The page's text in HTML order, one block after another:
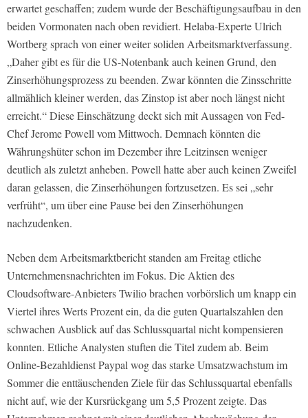
erwartet geschaffen; zudem wurde der Beschäftigungsaufbau in den
beiden Vormonaten nach oben revidiert. Helaba-Experte Ulrich
Wortberg sprach von einer weiter soliden Arbeitsmarktverfassung.
„Daher gibt es für die US-Notenbank auch keinen Grund, den
Zinserhöhungsprozess zu beenden. Zwar könnten die Zinsschritte
allmählich kleiner werden, das Zinstop ist aber noch längst nicht
erreicht.“ Diese Einschätzung deckt sich mit Aussagen von Fed-
Chef Jerome Powell vom Mittwoch. Demnach könnten die
Währungshüter schon im Dezember ihre Leitzinsen weniger
deutlich als zuletzt anheben. Powell hatte aber auch keinen Zweifel
daran gelassen, die Zinserhöhungen fortzusetzen. Es sei „sehr
verfrüht“, um über eine Pause bei den Zinserhöhungen
nachzudenken.
Neben dem Arbeitsmarktbericht standen am Freitag etliche
Unternehmensnachrichten im Fokus. Die Aktien des
Cloudsoftware-Anbieters Twilio brachen vorbörslich um knapp ein
Viertel ihres Werts Prozent ein, da die guten Quartalszahlen den
schwachen Ausblick auf das Schlussquartal nicht kompensieren
konnten. Etliche Analysten stuften die Titel zudem ab. Beim
Online-Bezahldienst Paypal wog das starke Umsatzwachstum im
Sommer die enttäuschenden Ziele für das Schlussquartal ebenfalls
nicht auf, wie der Kursrückgang um 5,5 Prozent zeigte. Das